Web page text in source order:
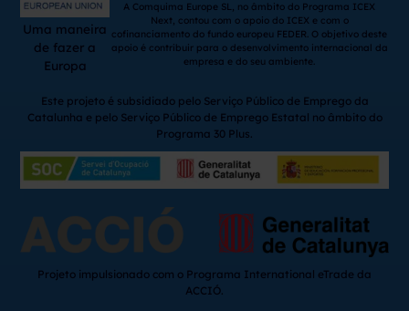
Uma maneira
de fazer a
Europa
A Comquima Europe SL, no âmbito do Programa ICEX
Next, contou com o apoio do ICEX e com o
cofinanciamento do fundo europeu FEDER. O objetivo deste
apoio é contribuir para o desenvolvimento internacional da
empresa e do seu ambiente.
Este projeto é subsidiado pelo Serviço Público de Emprego da
Catalunha e pelo Serviço Público de Emprego Estatal no âmbito do
Programa 30 Plus.
Projeto impulsionado com o Programa International eTrade da
ACCIÓ.